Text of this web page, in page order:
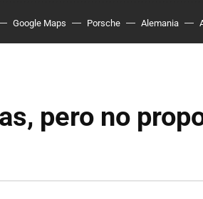
Google Maps Porsche Alemania
pero no